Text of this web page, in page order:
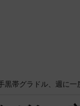
黒帯グラドル、週に